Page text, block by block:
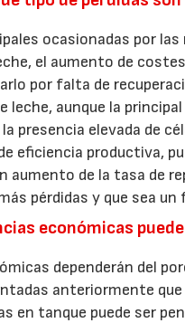
ocasionadas por
el aumento de
por falta de
leche, aunque la
presencia elevada de
eficiencia productiva,
aumento de la tasa de
pérdidas y que sea
económicas
dependerán del
anteriormente
en tanque puede ser